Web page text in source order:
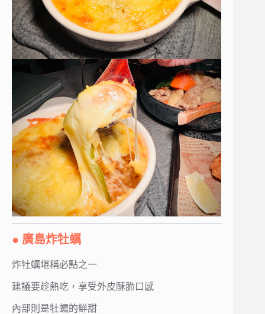
● 廣島炸牡蠣
炸牡蠣堪稱必點之一
建議要趁熱吃，享受外皮酥脆口感
內部則是牡蠣的鮮甜